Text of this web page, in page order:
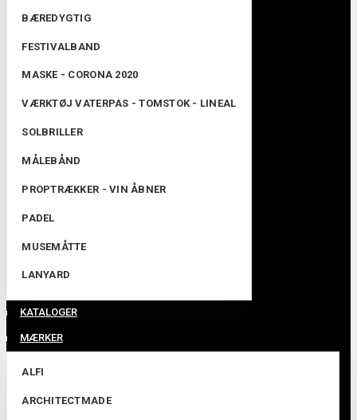
BÆREDYGTIG
FESTIVALBAND
MASKE - CORONA 2020
VÆRKTØJ VATERPAS - TOMSTOK - LINEAL
SOLBRILLER
MÅLEBÅND
PROPTRÆKKER - VIN ÅBNER
PADEL
MUSEMÅTTE
LANYARD
MÆRKER
ALFI
ARCHITECTMADE
KATALOGER